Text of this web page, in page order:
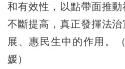
和有效性，以點帶面推
不斷提高，真正發揮法
展、惠民生中的作用。
媛）